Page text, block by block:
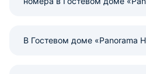
В Гостевом доме «Panorama